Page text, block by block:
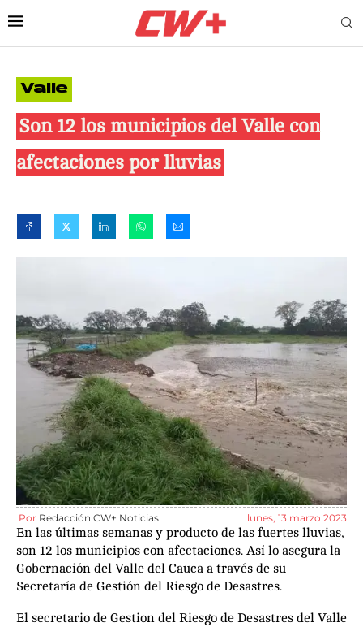
Valle
Son 12 los municipios del Valle con
afectaciones por lluvias
Por Redacción CW+ Noticias lunes, 13 marzo 2023
En las últimas semanas y producto de las fuertes lluvias,
son 12 los municipios con afectaciones. Así lo asegura la
Gobernación del Valle del Cauca a través de su
Secretaría de Gestión del Riesgo de Desastres.
El secretario de Gestion del Riesgo de Desastres del Valle